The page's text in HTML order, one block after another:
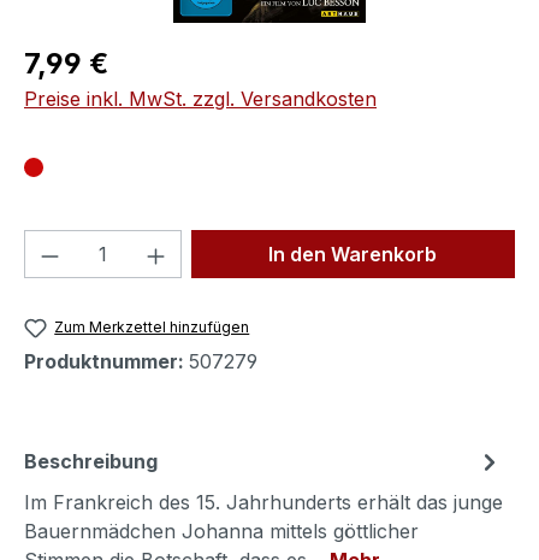
Regulärer Preis:
7,99 €
Preise inkl. MwSt. zzgl. Versandkosten
Produkt Anzahl: Gib denIn den Warenkorb
Zum Merkzettel hinzufügen
Produktnummer: 507279
Beschreibung
Im Frankreich des 15. Jahrhunderts erhält das junge
Bauernmädchen Johanna mittels göttlicher